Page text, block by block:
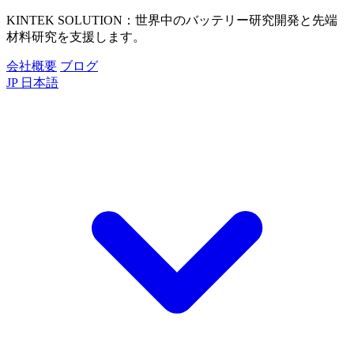
KINTEK SOLUTION：世界中のバッテリー研究開発と先端
材料研究を支援します。
会社概要 ブログ
JP 日本語